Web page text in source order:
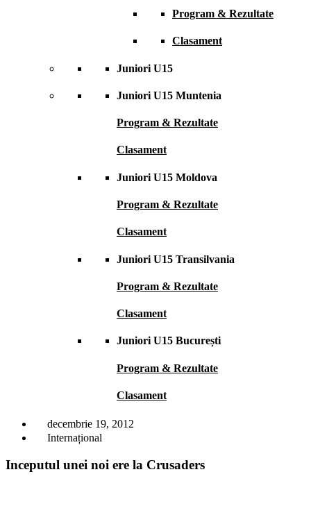
Program & Rezultate
Clasament
Juniori U15
Juniori U15 Muntenia
Program & Rezultate
Clasament
Juniori U15 Moldova
Program & Rezultate
Clasament
Juniori U15 Transilvania
Program & Rezultate
Clasament
Juniori U15 București
Program & Rezultate
Clasament
decembrie 19, 2012
Internațional
Inceputul unei noi ere la Crusaders